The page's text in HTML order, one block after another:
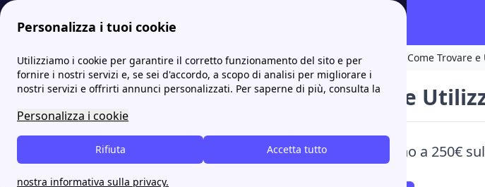
Personalizza i tuoi cookie
Utilizziamo i cookie per garantire il corretto funzionamento del sito e per
fornire i nostri servizi e, se sei d'accordo, a scopo di analisi per migliorare i
nostri servizi e offrirti annunci personalizzati. Per saperne di più, consulta la
Personalizza i cookie
Accetta tutto
Rifiuta
nostra informativa sulla privacy.
fornitori-gas.it Bolletta del Gas: come pagarla, quando arriva e come leggerla Come Trovare
Come Trovare e
Vuoi risparmiare fino a 250€